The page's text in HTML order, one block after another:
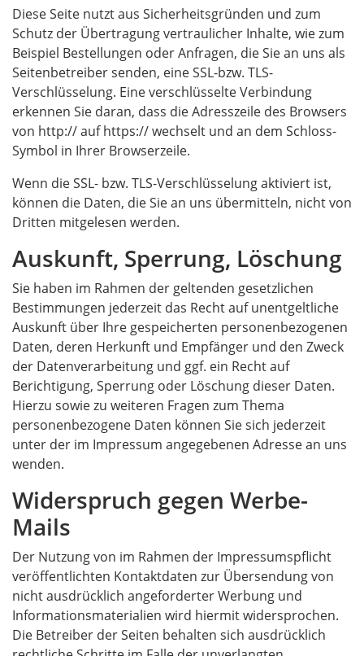
Diese Seite nutzt aus Sicherheitsgründen und zum
Schutz der Übertragung vertraulicher Inhalte, wie zum
Beispiel Bestellungen oder Anfragen, die Sie an uns als
Seitenbetreiber senden, eine SSL-bzw. TLS-
Verschlüsselung. Eine verschlüsselte Verbindung
erkennen Sie daran, dass die Adresszeile des Browsers
von http:// auf https:// wechselt und an dem Schloss-
Symbol in Ihrer Browserzeile.
Wenn die SSL- bzw. TLS-Verschlüsselung aktiviert ist,
können die Daten, die Sie an uns übermitteln, nicht von
Dritten mitgelesen werden.
Auskunft, Sperrung, Löschung
Sie haben im Rahmen der geltenden gesetzlichen
Bestimmungen jederzeit das Recht auf unentgeltliche
Auskunft über Ihre gespeicherten personenbezogenen
Daten, deren Herkunft und Empfänger und den Zweck
der Datenverarbeitung und ggf. ein Recht auf
Berichtigung, Sperrung oder Löschung dieser Daten.
Hierzu sowie zu weiteren Fragen zum Thema
personenbezogene Daten können Sie sich jederzeit
unter der im Impressum angegebenen Adresse an uns
wenden.
Widerspruch gegen Werbe-
Mails
Der Nutzung von im Rahmen der Impressumspflicht
veröffentlichten Kontaktdaten zur Übersendung von
nicht ausdrücklich angeforderter Werbung und
Informationsmaterialien wird hiermit widersprochen.
Die Betreiber der Seiten behalten sich ausdrücklich